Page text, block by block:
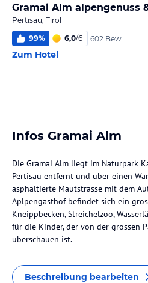
Pertisau, Tirol
99% 6,0/6 602 Bew.
Zum Hotel
Infos Gramai Alm
Die Gramai Alm liegt im Naturpark
Pertisau entfernt und über einen
asphaltierte Mautstrasse mit dem
Aplpengasthof befindet sich ein
Kneippbecken, Streichelzoo,
für die Kinder, der von der grossen
überschauen ist.
Beschreibung bearbeiten